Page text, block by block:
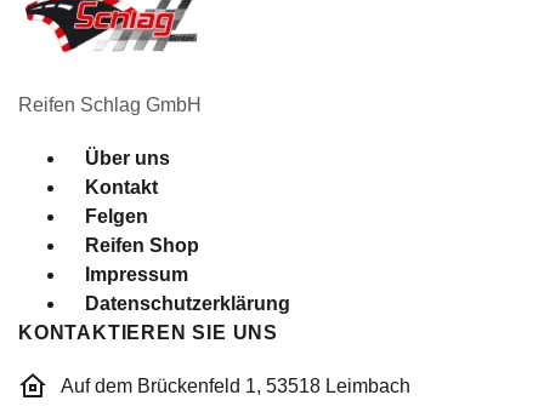
Reifen Schlag GmbH
Menü
Über uns
Kontakt
Felgen
Reifen Shop
Impressum
Datenschutzerklärung
KONTAKTIEREN SIE UNS
Auf dem Brückenfeld 1, 53518 Leimbach